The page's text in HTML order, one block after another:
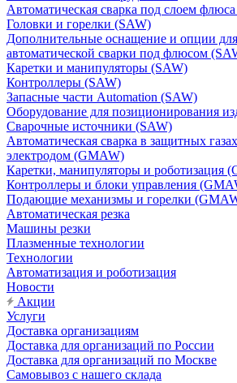
Автоматическая сварка под слоем
Головки и горелки (SAW)
Дополнительные оснащение и опции
автоматической сварки под флюсом
Каретки и манипуляторы (SAW)
Контроллеры (SAW)
Запасные части Automation (SAW)
Оборудование для позиционирования
Сварочные источники (SAW)
Автоматическая сварка в защитных
электродом (GMAW)
Каретки, манипуляторы и роботизация
Контроллеры и блоки управления
Подающие механизмы и горелки
Автоматическая резка
Машины резки
Плазменные технологии
Технологии
Автоматизация и роботизация
Новости
Акции
Услуги
Доставка организациям
Доставка для организаций по России
Доставка для организаций по Москве
Самовывоз с нашего склада